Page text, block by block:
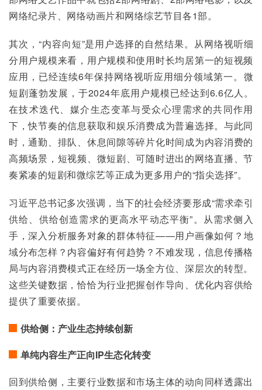
网络纪录片、网络动画片和网络综艺节目各1部。
其次，“内容向短”是用户选择的自然结果。从网络视听细
分用户规模来看，用户规模和使用时长均居第一的短视频
应用，已经连续6年保持网络视听应用细分领域第一。微
短剧蓬勃发展，于2024年底用户规模已经达到6.6亿人。
在技术迭代、媒介生态变革与受众心理需求的共同作用
下，快节奏的信息获取和娱乐消费成为普遍选择。与此同
时，通勤、排队、休息间隙等碎片化时间成为内容消费的
高频场景，短视频、微短剧、可随时进出的网络直播、节
奏紧凑的短剧和微综艺等正成为更多用户的“指尖选择”。
习近平总书记多次强调，当下的社会经济要形成“需求牵引
供给、供给创造需求的更高水平动态平衡”。从需求侧入
手，深入分析服务对象的群体特征——用户画像如何？地
域分布怎样？内容偏好有何趋势？不难发现，信息传播格
局与内容消费模式正在经历一场全方位、深层次的转型。
这些关键数据，恰恰为行业把握创作导向、优化内容供给
提供了重要依据。
供给侧：产业生态持续创新
单纯内容生产正向IP生态化转变
回到供给侧，主要行业数据和市场主体的动向同样透露出